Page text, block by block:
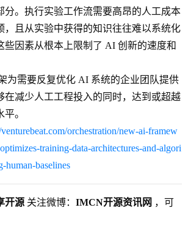
分。执行实验工作流需要高昂的人工成本
，且从实验中获得的知识往往难以系统化
些因素从根本上限制了 AI 创新的速度和
为需要反复优化 AI 系统的企业团队提供
在减少人工工程投入的同时，达到或超越
。
orchestration/new-ai-framew
training-data-architectures-and-algori
human-baselines
开源 关注微博： IMCN开源资讯网 ，可